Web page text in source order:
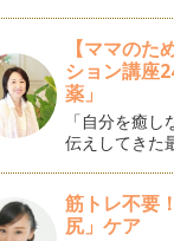
【ママの
ション講座
薬」
「自分を癒
伝えしてきた
筋トレ不要
尻」ケア